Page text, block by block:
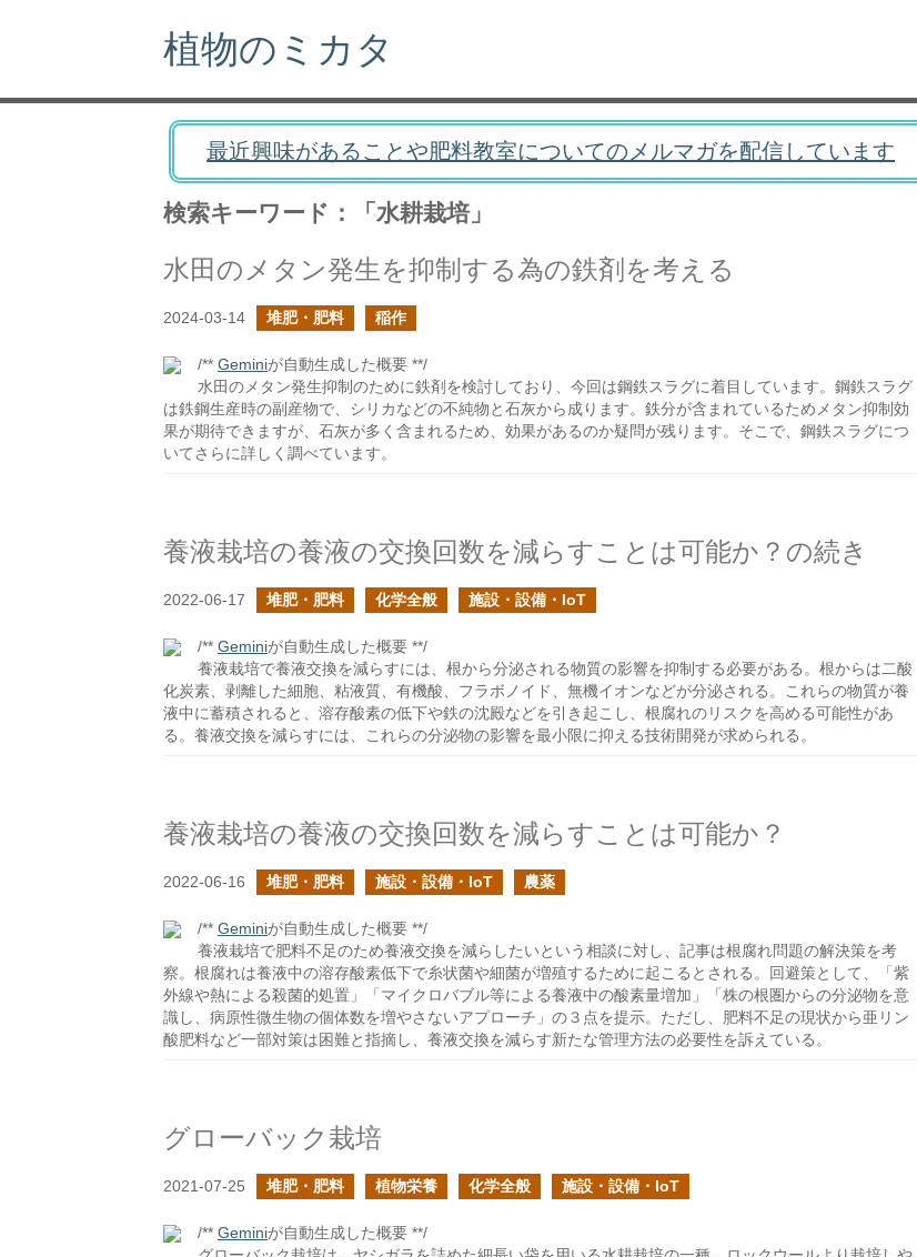
植物のミカタ
最近興味があることや肥料教室についてのメルマガを配信しています
検索キーワード：「水耕栽培」
水田のメタン発生を抑制する為の鉄剤を考える
2024-03-14 堆肥・肥料 稲作
/** Geminiが自動生成した概要 **/
水田のメタン発生抑制のために鉄剤を検討しており、今回は鋼鉄スラグに着目しています。鋼鉄スラグ
は鉄鋼生産時の副産物で、シリカなどの不純物と石灰から成ります。鉄分が含まれているためメタン抑制効
果が期待できますが、石灰が多く含まれるため、効果があるのか疑問が残ります。そこで、鋼鉄スラグにつ
いてさらに詳しく調べています。
養液栽培の養液の交換回数を減らすことは可能か？の続き
2022-06-17 堆肥・肥料 化学全般 施設・設備・IoT
/** Geminiが自動生成した概要 **/
養液栽培で養液交換を減らすには、根から分泌される物質の影響を抑制する必要がある。根からは二酸
化炭素、剥離した細胞、粘液質、有機酸、フラボノイド、無機イオンなどが分泌される。これらの物質が養
液中に蓄積されると、溶存酸素の低下や鉄の沈殿などを引き起こし、根腐れのリスクを高める可能性があ
る。養液交換を減らすには、これらの分泌物の影響を最小限に抑える技術開発が求められる。
養液栽培の養液の交換回数を減らすことは可能か？
2022-06-16 堆肥・肥料 施設・設備・IoT 農薬
/** Geminiが自動生成した概要 **/
養液栽培で肥料不足のため養液交換を減らしたいという相談に対し、記事は根腐れ問題の解決策を考
察。根腐れは養液中の溶存酸素低下で糸状菌や細菌が増殖するために起こるとされる。回避策として、「紫
外線や熱による殺菌的処置」「マイクロバブル等による養液中の酸素量増加」「株の根圏からの分泌物を意
識し、病原性微生物の個体数を増やさないアプローチ」の３点を提示。ただし、肥料不足の現状から亜リン
酸肥料など一部対策は困難と指摘し、養液交換を減らす新たな管理方法の必要性を訴えている。
グローバック栽培
2021-07-25 堆肥・肥料 植物栄養 化学全般 施設・設備・IoT
/** Geminiが自動生成した概要 **/